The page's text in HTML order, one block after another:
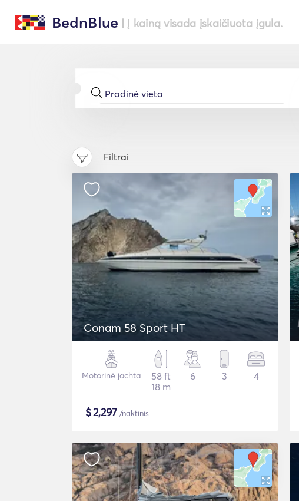
BednBlue | Į kainą visada įskaičiuota įgula.
Filtrai
Conam 58 Sport HT
Motorinė jachta
58 ft
18 m
6 3 4
$2,297 /naktinis